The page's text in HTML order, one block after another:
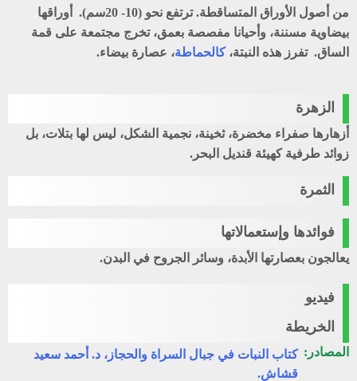
من أصول الأوراق المتساقطة. ترتفع نحو (10- 20سم). أوراقها
بيضاوية مسننة، وأحيانا مفصصة بعمق، تخرج مجتمعة على قمة
الساق. تفرز هذه النبتة،كالحماطة، عصارة بيضاء.
الزهرة
أزهارها صفراء مخضرة، ثخينة، نجمية الشكل، ليس لها بتلات، بل
زوائد طرفية كهيئة قنديل البحر.
الثمرة
فوائدها وإستعمالاتها
يعالجون بعصارتها الأبدة، وسائر الجروح في البدن.
فيديو
الخريطة
المصادر: كتاب النبات في جبال السراة والحجاز، د. أحمد سعيد
قشاش.